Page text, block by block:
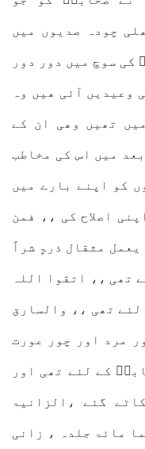
چودہ صدیوں میں
کی سوچ میں دور دور
وعیدیں آئی ھیں وہ
تھیں وھی ان کے
میں اس کی مخاطب
کو اپنے بارے میں
اصلاح کی ،، فمن
مثقال ذرۃٍ شراً
تھی ،، اتقوا اللہ
تھی ،، والسارق
مرد اور چور عورت
کے لئے تھی اور
گئے ،الزانیۃ
مائۃ جلدہ ، زانی